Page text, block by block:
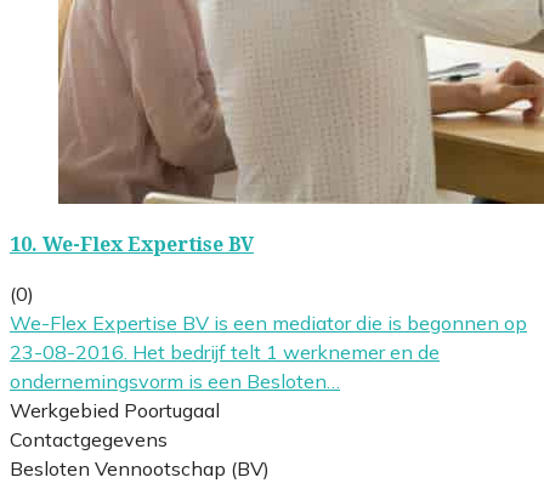
10. We-Flex Expertise BV
(0)
We-Flex Expertise BV is een mediator die is begonnen op
23-08-2016. Het bedrijf telt 1 werknemer en de
ondernemingsvorm is een Besloten…
Werkgebied Poortugaal
Contactgegevens
Besloten Vennootschap (BV)